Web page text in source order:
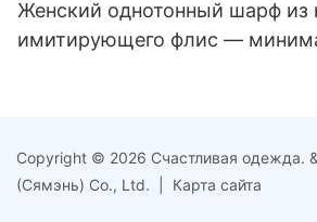
Женский однотонный шарф из
имитирующего флис —
Copyright © 2026 Счастливая одежда.
(Сямэнь) Co., Ltd. |
Карта сайта